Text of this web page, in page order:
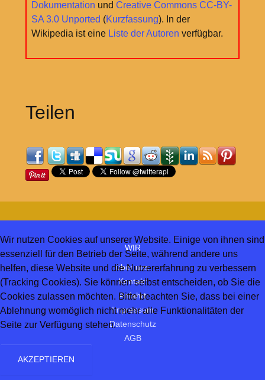
Dokumentation und Creative Commons CC-BY-
SA 3.0 Unported (Kurzfassung). In der
Wikipedia ist eine Liste der Autoren verfügbar.
Teilen
WIR
über uns
Kontakt
Anfahrt
Impressum
Datenschutz
AGB
Wir nutzen Cookies auf unserer Website. Einige von ihnen sind
essenziell für den Betrieb der Seite, während andere uns
helfen, diese Website und die Nutzererfahrung zu verbessern
(Tracking Cookies). Sie können selbst entscheiden, ob Sie die
Cookies zulassen möchten. Bitte beachten Sie, dass bei einer
Ablehnung womöglich nicht mehr alle Funktionalitäten der
Seite zur Verfügung stehen.
AKZEPTIEREN